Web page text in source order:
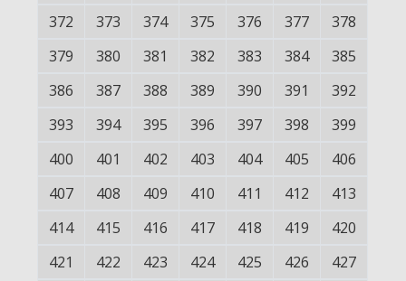
372
373 374 375 376 377
378
379
380 381 382 383 384
385
386
387 388 389 390 391
392
393
394 395 396 397 398
399
400
401 402 403 404 405
406
407
408 409 410 411 412
413
414
415 416 417 418 419
420
421
422 423 424 425 426 427